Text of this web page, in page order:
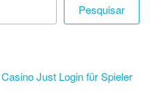
Pesquisar
Just Login für Spieler